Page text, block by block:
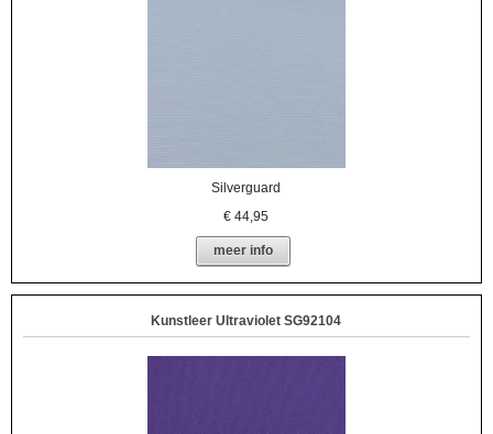
Silverguard
€44,95
meer info
Kunstleer Ultraviolet SG92104